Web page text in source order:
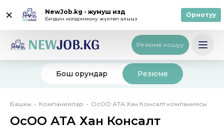
NewJob.kg - жумуш издөө
Биздин колдонмону жүктөп алыңыз Орнотуу
Резюме кошуу
Кирүү Катталуу Русский
Бош орундар Резюме
Breadcrumb
Башкы Компаниялар ОсОО АТА Хан Консалт компаниясы
ОсОО АТА Хан Консалт